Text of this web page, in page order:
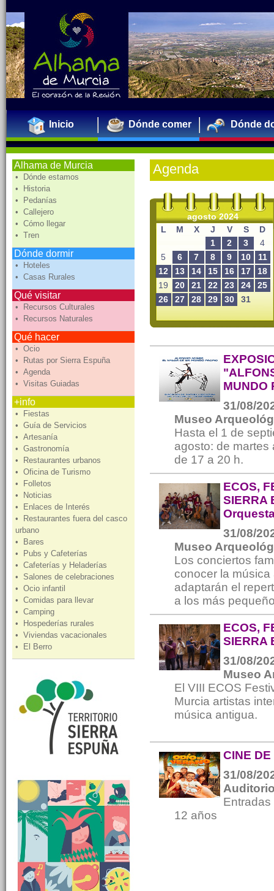
Inicio Dónde comer Dónde
Alhama de Murcia
• Dónde estamos
• Historia
• Pedanías
• Callejero
• Cómo llegar
• Tren
Dónde dormir
• Hoteles
• Casas Rurales
Qué visitar
• Recursos Culturales
• Recursos Naturales
Qué hacer
• Ocio
• Rutas por Sierra Espuña
• Agenda
• Visitas Guiadas
+info
• Fiestas
• Guía de Servicios
• Artesanía
• Gastronomía
• Restaurantes urbanos
• Oficina de Turismo
• Folletos
• Noticias
• Enlaces de Interés
• Restaurantes fuera del casco
urbano
• Bares
• Pubs y Cafeterías
• Cafeterías y Heladerías
• Salones de celebraciones
• Ocio infantil
• Comidas para llevar
• Camping
• Hospederías rurales
• Viviendas vacacionales
• El Berro
Agenda
agosto 2024
L
M X J V S
D
1
2 3
4
5
6 7 8 9 10
11
12
13 14 15 16 17
18
19
20 21 22 23 24
25
26
27 28 29 30 31
MUNDO
31/08/
Museo
Hasta el 1 de
agosto: de
de 17 a 20 h.
ECOS,
SIERRA
31/08/
Museo
Los conciertos
conocer la
adaptarán el
a los más
ECOS,
SIERRA
31/08/
Museo
El VIII ECOS
Murcia artistas
música antigua.
CINE
31/08/
12 años